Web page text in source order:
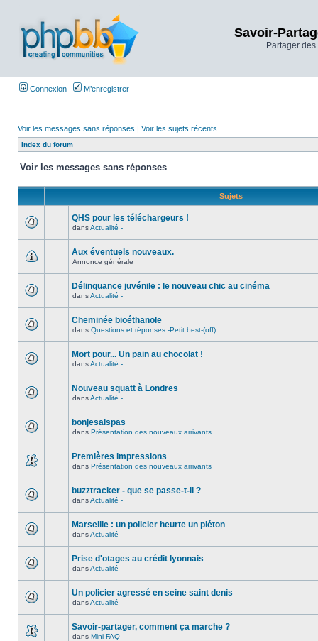
Savoir-
Partager
Connexion M’enregistrer
Voir les messages sans réponses | Voir les sujets récents
Index du forum
Voir les messages sans réponses
Sujets
QHS pour les téléchargeurs !
dansActualité -
Aux éventuels nouveaux.
Annonce générale
Délinquance juvénile : le nouveau chic au cinéma
dansActualité -
Cheminée bioéthanole
dans Questions et réponses -Petit best-(off)
Mort pour... Un pain au chocolat !
dansActualité -
Nouveau squatt à Londres
dansActualité -
bonjesaispas
dans Présentation des nouveaux arrivants
Premières impressions
dans Présentation des nouveaux arrivants
buzztracker - que se passe-t-il ?
dansActualité -
Marseille : un policier heurte un piéton
dansActualité -
Prise d'otages au crédit lyonnais
dansActualité -
Un policier agressé en seine saint denis
dansActualité -
Savoir-partager, comment ça marche ?
dans Mini FAQ